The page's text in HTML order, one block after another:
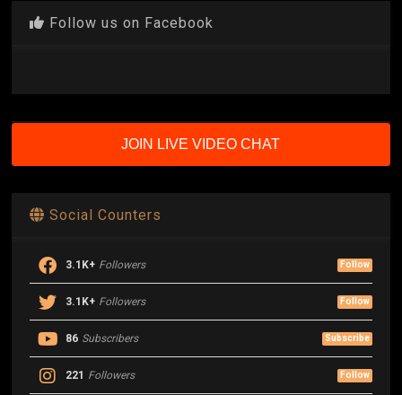
Follow us on Facebook
JOIN LIVE VIDEO CHAT
Social Counters
3.1K+ Followers Follow
3.1K+ Followers Follow
86 Subscribers Subscribe
221 Followers Follow